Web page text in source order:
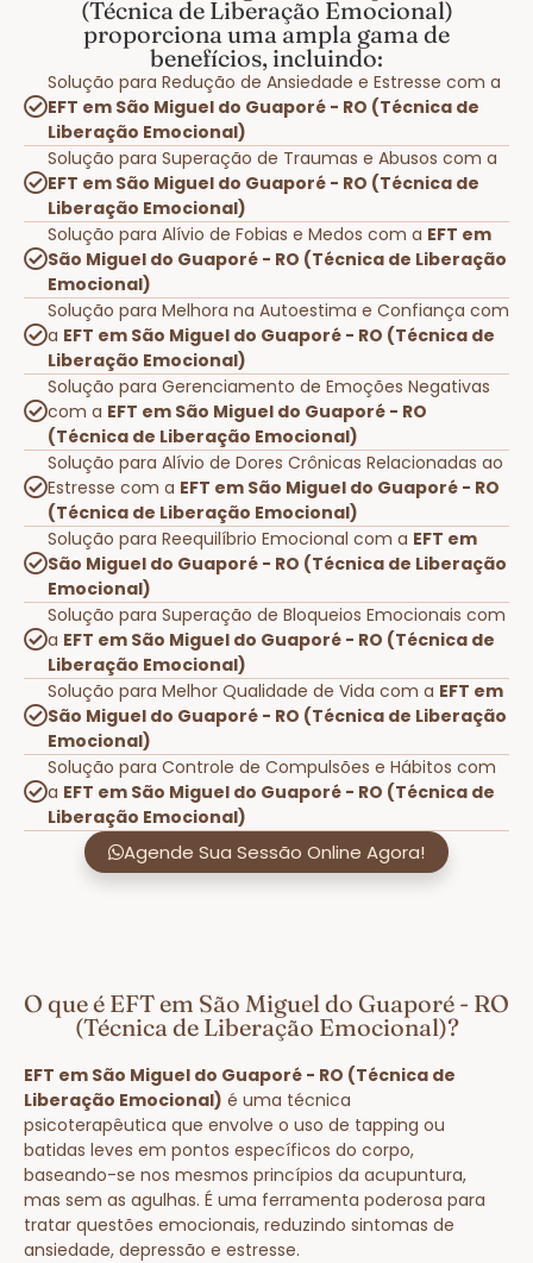
(Técnica de Liberação Emocional)
proporciona uma ampla gama de
benefícios, incluindo:
Solução para Redução de Ansiedade e Estresse com a
EFT em São Miguel do Guaporé - RO (Técnica de
Liberação Emocional)
Solução para Superação de Traumas e Abusos com a
EFT em São Miguel do Guaporé - RO (Técnica de
Liberação Emocional)
Solução para Alívio de Fobias e Medos com a EFT em
São Miguel do Guaporé - RO (Técnica de Liberação
Emocional)
Solução para Melhora na Autoestima e Confiança com
a EFT em São Miguel do Guaporé - RO (Técnica de
Liberação Emocional)
Solução para Gerenciamento de Emoções Negativas
com a EFT em São Miguel do Guaporé - RO
(Técnica de Liberação Emocional)
Solução para Alívio de Dores Crônicas Relacionadas ao
Estresse com a EFT em São Miguel do Guaporé - RO
(Técnica de Liberação Emocional)
Solução para Reequilíbrio Emocional com a EFT em
São Miguel do Guaporé - RO (Técnica de Liberação
Emocional)
Solução para Superação de Bloqueios Emocionais com
a EFT em São Miguel do Guaporé - RO (Técnica de
Liberação Emocional)
Solução para Melhor Qualidade de Vida com a EFT em
São Miguel do Guaporé - RO (Técnica de Liberação
Emocional)
Solução para Controle de Compulsões e Hábitos com
a EFT em São Miguel do Guaporé - RO (Técnica de
Liberação Emocional)
Agende Sua Sessão Online Agora!
O que é EFT em São Miguel do Guaporé - RO
(Técnica de Liberação Emocional)?
EFT em São Miguel do Guaporé - RO (Técnica de
Liberação Emocional) é uma técnica
psicoterapêutica que envolve o uso de tapping ou
batidas leves em pontos específicos do corpo,
baseando-se nos mesmos princípios da acupuntura,
mas sem as agulhas. É uma ferramenta poderosa para
tratar questões emocionais, reduzindo sintomas de
ansiedade, depressão e estresse.